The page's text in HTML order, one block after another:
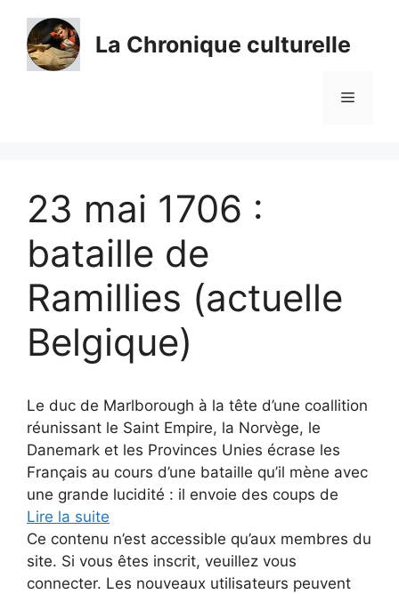
contenu
La Chronique culturelle
Menu
23 mai 1706 :
bataille de
Ramillies (actuelle
Belgique)
Le duc de Marlborough à la tête d’une coallition
réunissant le Saint Empire, la Norvège, le
Danemark et les Provinces Unies écrase les
Français au cours d’une bataille qu’il mène avec
une grande lucidité : il envoie des coups de
Lire la suite
Ce contenu n’est accessible qu’aux membres du
site. Si vous êtes inscrit, veuillez vous
connecter. Les nouveaux utilisateurs peuvent